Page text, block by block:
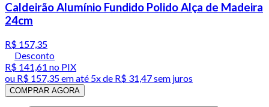
Caldeirão Alumínio Fundido Polido Alça de Madeira
24cm
R$ 157,35
Desconto
R$ 141,61 no PIX
ou R$ 157,35em até 5x de R$ 31,47 sem juros
COMPRAR AGORA